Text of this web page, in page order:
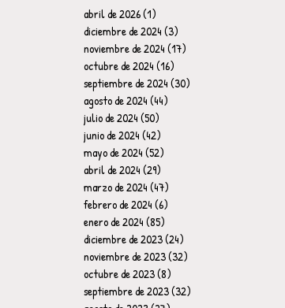
abril de 2026(1)
diciembre de 2024(3)
noviembre de 2024(17)
octubre de 2024(16)
septiembre de 2024(30)
agosto de 2024(44)
julio de 2024(50)
junio de 2024(42)
mayo de 2024(52)
abril de 2024(29)
marzo de 2024(47)
febrero de 2024(6)
enero de 2024(85)
diciembre de 2023(24)
noviembre de 2023(32)
octubre de 2023(8)
septiembre de 2023(32)